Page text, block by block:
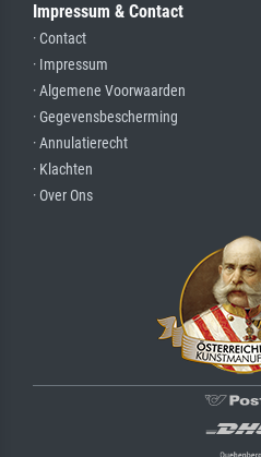
Impressum & Contact
· Contact
· Impressum
· Algemene Voorwaarden
· Gegevensbescherming
· Annulatierecht
· Klachten
· Over Ons